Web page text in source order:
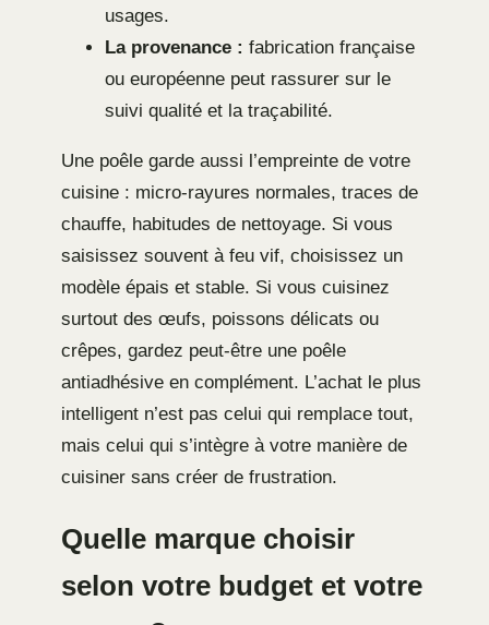
usages.
La provenance : fabrication française
ou européenne peut rassurer sur le
suivi qualité et la traçabilité.
Une poêle garde aussi l’empreinte de votre
cuisine : micro-rayures normales, traces de
chauffe, habitudes de nettoyage. Si vous
saisissez souvent à feu vif, choisissez un
modèle épais et stable. Si vous cuisinez
surtout des œufs, poissons délicats ou
crêpes, gardez peut-être une poêle
antiadhésive en complément. L’achat le plus
intelligent n’est pas celui qui remplace tout,
mais celui qui s’intègre à votre manière de
cuisiner sans créer de frustration.
Quelle marque choisir
selon votre budget et votre